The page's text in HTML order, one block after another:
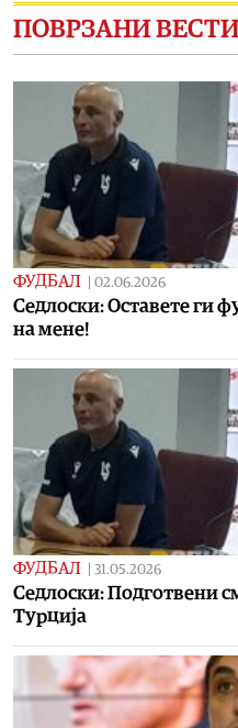
ПОВРЗАНИ
ФУДБАЛ 02.06.2026
Седлоски: Оставете ги
на мене!
ФУДБАЛ 31.05.2026
Седлоски: Подготвени
Турција